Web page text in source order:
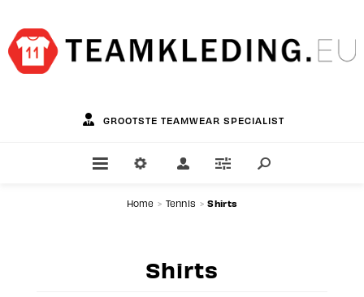
GROOTSTE TEAMWEAR SPECIALIST
Home > Tennis > Shirts
Shirts